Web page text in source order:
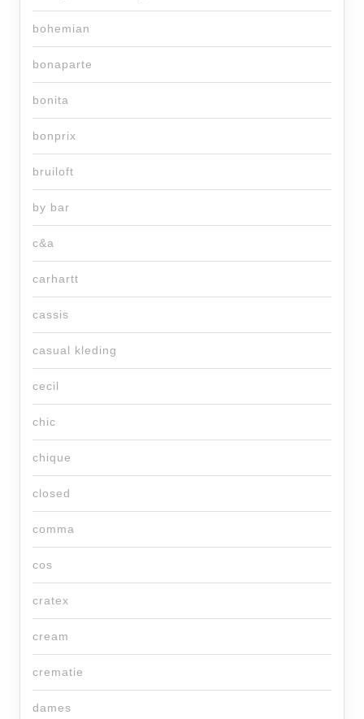
bohemian
bonaparte
bonita
bonprix
bruiloft
by bar
c&a
carhartt
cassis
casual kleding
cecil
chic
chique
closed
comma
cos
cratex
cream
crematie
dames